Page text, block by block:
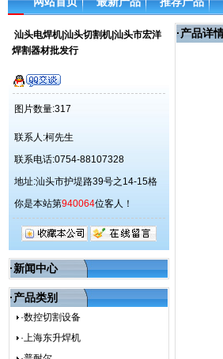
汕头电焊机|汕头切割机|汕头市宏洋
焊割器材批发行
图片数量:317
联系人:柯先生
联系电话:0754-88107328
地址:汕头市护堤路39号之14-15格
你是本站第940064位客人！
·新闻中心
·产品类别
·数控切割设备
·上海东升焊机
·产品详